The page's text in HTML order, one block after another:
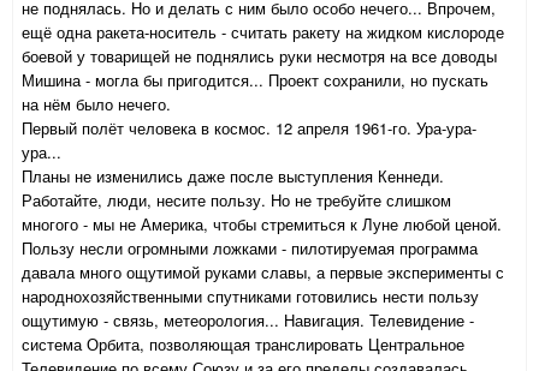
не поднялась. Но и делать с ним было особо нечего... Впрочем,
ещё одна ракета-носитель - считать ракету на жидком кислороде
боевой у товарищей не поднялись руки несмотря на все доводы
Мишина - могла бы пригодится... Проект сохранили, но пускать
на нём было нечего.
Первый полёт человека в космос. 12 апреля 1961-го. Ура-ура-
ура...
Планы не изменились даже после выступления Кеннеди.
Работайте, люди, несите пользу. Но не требуйте слишком
многого - мы не Америка, чтобы стремиться к Луне любой ценой.
Пользу несли огромными ложками - пилотируемая программа
давала много ощутимой руками славы, а первые эксперименты с
народнохозяйственными спутниками готовились нести пользу
ощутимую - связь, метеорология... Навигация. Телевидение -
система Орбита, позволяющая транслировать Центральное